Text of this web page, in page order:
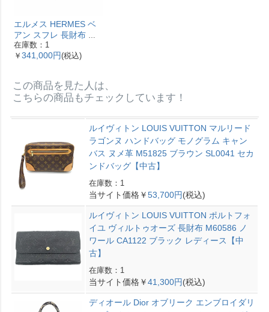
エルメス HERMES ベ
アン スフレ 長財布 ヴ
ォーエプソン Y刻印 エ
トゥープ ゴールド金具
在庫数：1
￥ 341,000円(税込)
この商品を見た人は、
こちらの商品もチェックしています！
ルイヴィトン LOUIS VUITTON マルリード
ラゴンヌ ハンドバッグ モノグラム キャン
バス ヌメ革 M51825 ブラウン SL0041 セカ
ンドバッグ【中古】
在庫数：1
当サイト価格￥53,700円(税込)
ルイヴィトン LOUIS VUITTON ポルトフォ
イユ ヴィルトゥオーズ 長財布 M60586 ノ
ワール CA1122 ブラック レディース【中
古】
在庫数：1
当サイト価格￥41,300円(税込)
ディオール Dior オブリーク エンブロイダリ